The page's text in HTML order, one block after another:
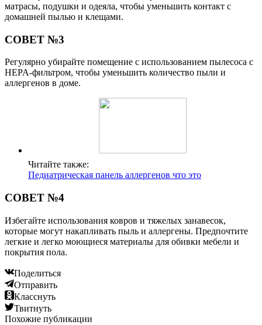
матрасы, подушки и одеяла, чтобы уменьшить контакт с
домашней пылью и клещами.
СОВЕТ №3
Регулярно убирайте помещение с использованием пылесоса с
HEPA-фильтром, чтобы уменьшить количество пыли и
аллергенов в доме.
Читайте также:
Педиатрическая панель аллергенов что это
СОВЕТ №4
Избегайте использования ковров и тяжелых занавесок,
которые могут накапливать пыль и аллергены. Предпочтите
легкие и легко моющиеся материалы для обивки мебели и
покрытия пола.
Поделиться
Отправить
Класснуть
Твитнуть
Похожие публикации